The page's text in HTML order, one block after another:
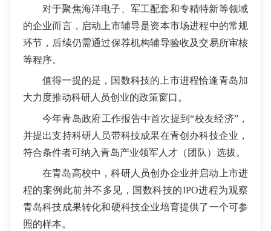
对于聚焦海洋电子、军工配套和专精特新等领域
的企业而言，启动上市辅导是资本市场进程中的常规
环节，后续仍需通过保荐机构辅导验收及交易所审核
等程序。
值得一提的是，国数科技的上市进程恰逢青岛加
大力度推动科研人员创业的政策窗口。
今年青岛政府工作报告中首次提到“校友经济”，
并提出支持科研人员带科技成果在青创办科技企业，
符合条件者可纳入青岛产业领军人才（团队）选拔。
在青岛高校中，科研人员创办企业并启动上市进
程的案例此前并不多见，国数科技的IPO进程为观察
青岛科技成果转化和硬科技企业培育提供了一个可参
照的样本。